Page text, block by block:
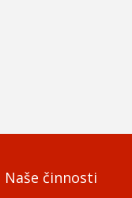
Naše činnosti